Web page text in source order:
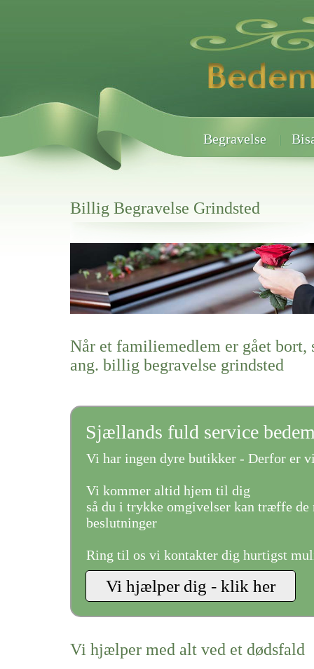
Begravelse
Billig Begravelse Grindsted
Her hos os får du altid en god afslutning når det gælder
Billig Begravelse Grindsted
vi hjælper i alle faser af begravelsel
Når et familiemedlem er gået bort,
ang. billig begravelse grindsted
Sjællands fuld service
Vi har ingen dyre butikker - Derfor er
Vi kommer altid hjem til dig
så du i trykke omgivelser kan træffe de
beslutninger
Ring til os vi kontakter dig hurtigst
Vi hjælper med alt ved et dødsfald